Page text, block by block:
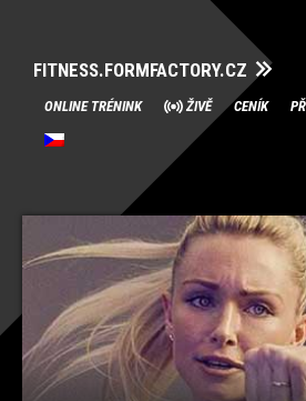
FITNESS.FORMFACTORY.CZ
Přeskočit
na
obsah
ONLINE TRÉNINK ŽIVĚ CENÍK